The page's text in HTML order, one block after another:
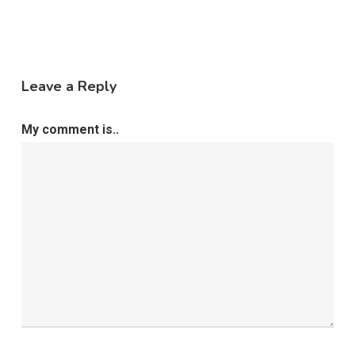
Leave a Reply
My comment is..